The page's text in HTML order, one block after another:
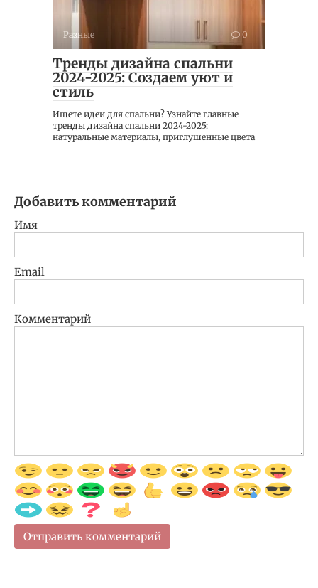
Разные 0
Тренды дизайна спальни
2024-2025: Создаем уют и
стиль
Ищете идеи для спальни? Узнайте главные
тренды дизайна спальни 2024-2025:
натуральные материалы, приглушенные цвета
Добавить комментарий
Имя
Email
Комментарий